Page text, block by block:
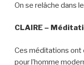
On se relâche dans
CLAIRE –
Ces méditations
pour l’homme